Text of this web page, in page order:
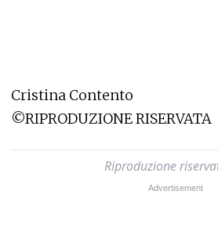
Cristina Contento
©RIPRODUZIONE RISERVATA
Riproduzione